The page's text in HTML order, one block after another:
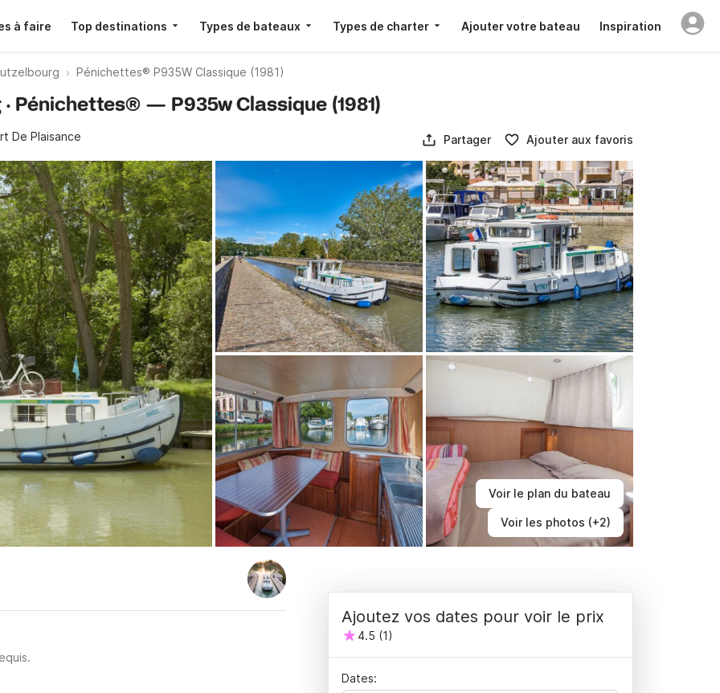
à faire Top destinations Types de bateaux Types de charter Ajouter votre bateau Inspiration
Pénichettes® P935W Classique (1981)
Voir le plan du bateau
Voir les photos (+2)
Pénichettes® — P935w Classique (1981)
De Plaisance Partager Ajouter aux favoris
Ajoutez vos dates pour voir le prix
4.5 (1)
Dates: